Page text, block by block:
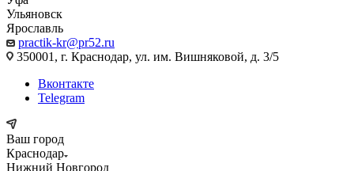
Ульяновск
Ярославль
practik-kr@pr52.ru
350001, г. Краснодар, ул. им. Вишняковой, д. 3/5
Вконтакте
Telegram
Ваш город
Краснодар
Нижний Новгород